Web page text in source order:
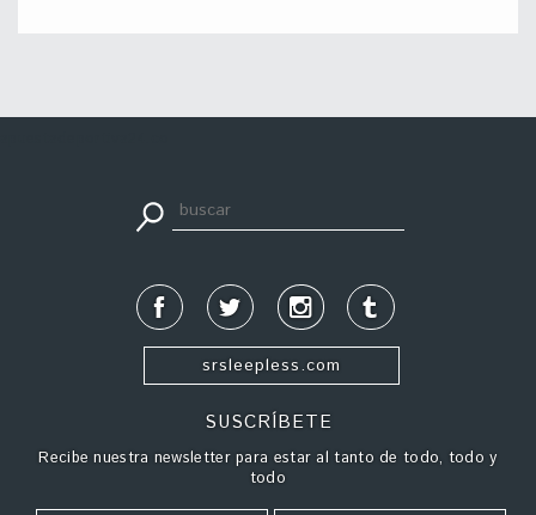
srsleepless.com
SUSCRÍBETE
Recibe nuestra newsletter para estar al tanto de todo, todo y
todo